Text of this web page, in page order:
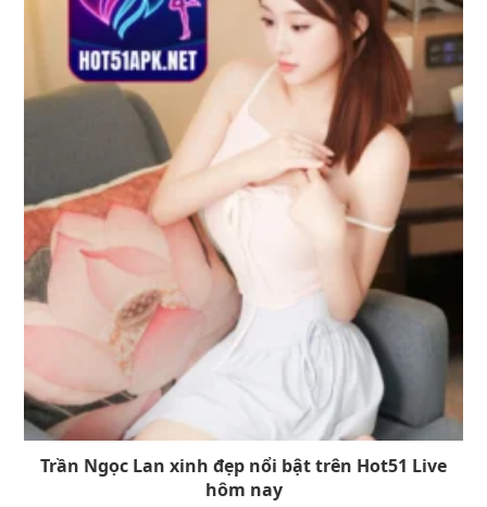
Trần Ngọc Lan xinh đẹp nổi bật trên Hot51 Live
hôm nay